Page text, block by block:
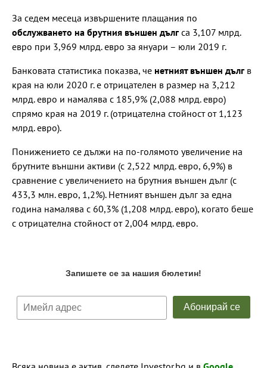
За седем месеца извършените плащания по
обслужването на брутния външен дълг са 3,107 млрд.
евро при 3,969 млрд. евро за януари – юли 2019 г.
Банковата статистика показва, че нетният външен дълг в
края на юли 2020 г. е отрицателен в размер на 3,212
млрд. евро и намалява с 185,9% (2,088 млрд. евро)
спрямо края на 2019 г. (отрицателна стойност от 1,123
млрд. евро).
Понижението се дължи на по-голямото увеличение на
брутните външни активи (с 2,522 млрд. евро, 6,9%) в
сравнение с увеличението на брутния външен дълг (с
433,3 млн. евро, 1,2%). Нетният външен дълг за една
година намалява с 60,3% (1,208 млрд. евро), когато беше
с отрицателна стойност от 2,004 млрд. евро.